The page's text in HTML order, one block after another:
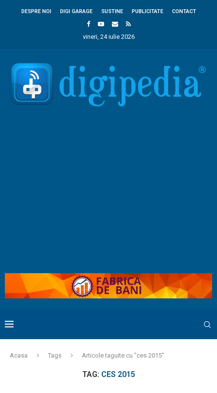
DESPRE NOI DIGI GARAGE SUSTINE PUBLICITATE CONTACT
vineri, 24 iulie 2026
Acasa Tags Articole taguite cu "ces 2015"
TAG: CES 2015